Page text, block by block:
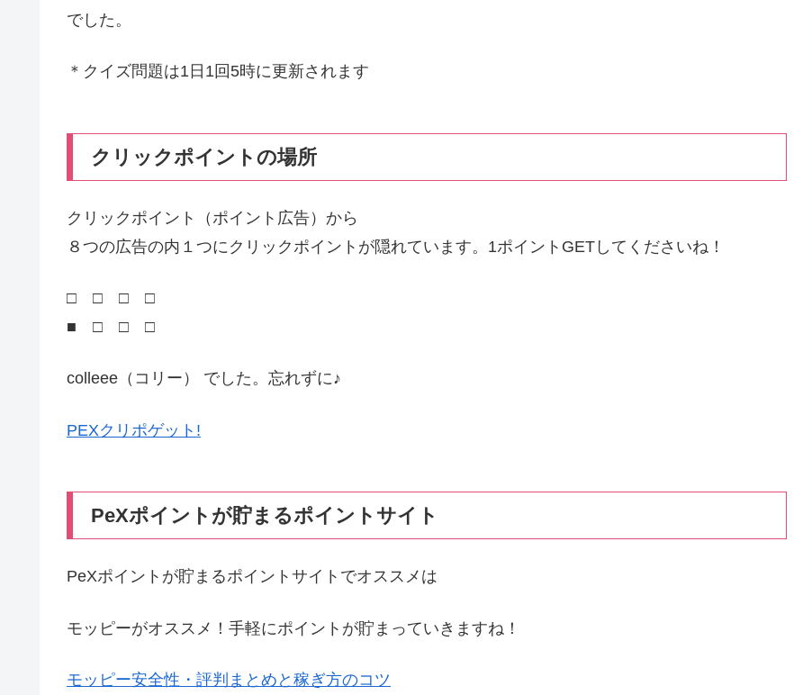
でした。
＊クイズ問題は1日1回5時に更新されます
クリックポイントの場所
クリックポイント（ポイント広告）から
８つの広告の内１つにクリックポイントが隠れています。1ポイントGETしてくださいね！
□ □ □ □
■ □ □ □
colleee（コリー） でした。忘れずに♪
PEXクリポゲット!
PeXポイントが貯まるポイントサイト
PeXポイントが貯まるポイントサイトでオススメは
モッピーがオススメ！手軽にポイントが貯まっていきますね！
モッピー安全性・評判まとめと稼ぎ方のコツ